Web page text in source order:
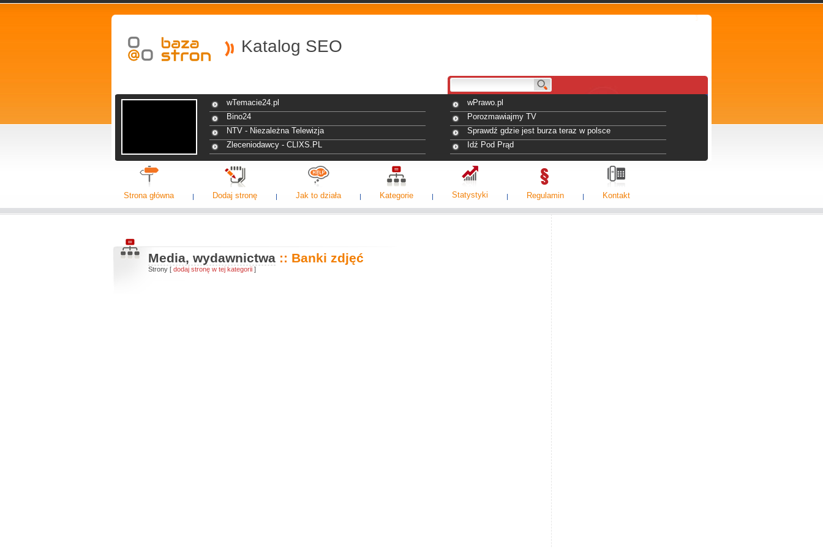
Katalog SEO
wTemacie24.pl
wPrawo.pl
Bino24
Porozmawiajmy TV
NTV - Niezależna Telewizja
Sprawdź gdzie jest burza teraz w polsce
Zleceniodawcy - CLIXS.PL
Idź Pod Prąd
Strona główna Dodaj stronę Jak to działa Kategorie Statystyki Regulamin Kontakt
Media, wydawnictwa :: Banki zdjęć
Strony [ dodaj stronę w tej kategorii ]